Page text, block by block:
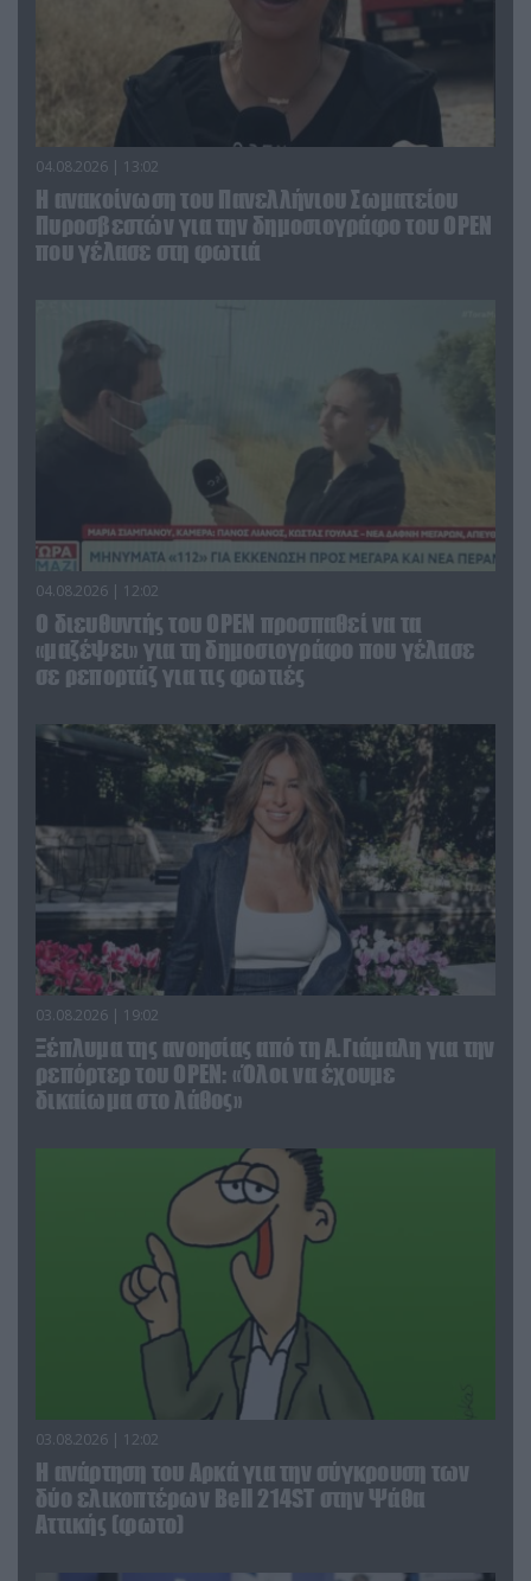
04.08.2026 | 13:02
Η ανακοίνωση του Πανελλήνιου Σωματείου
Πυροσβεστών για την δημοσιογράφο του OPEN
που γέλασε στη φωτιά
04.08.2026 | 12:02
O διευθυντής του OPEN προσπαθεί να τα
«μαζέψει» για τη δημοσιογράφο που γέλασε
σε ρεπορτάζ για τις φωτιές
03.08.2026 | 19:02
Ξέπλυμα της ανοησίας από τη Α.Γιάμαλη για την
ρεπόρτερ του ΟΡΕΝ: «Όλοι να έχουμε
δικαίωμα στο λάθος»
03.08.2026 | 12:02
Η ανάρτηση του Αρκά για την σύγκρουση των
δύο ελικοπτέρων Bell 214ST στην Ψάθα
Αττικής (φωτο)